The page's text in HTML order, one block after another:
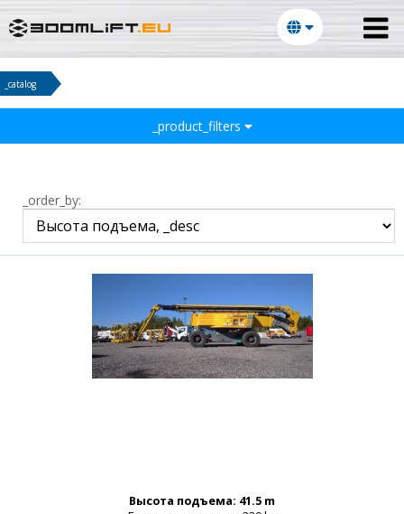
_catalog
_product_filters
_order_by:
Высота подъема: 41.5 m